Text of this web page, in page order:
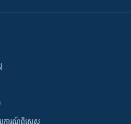
យការណ៍ពិសេស